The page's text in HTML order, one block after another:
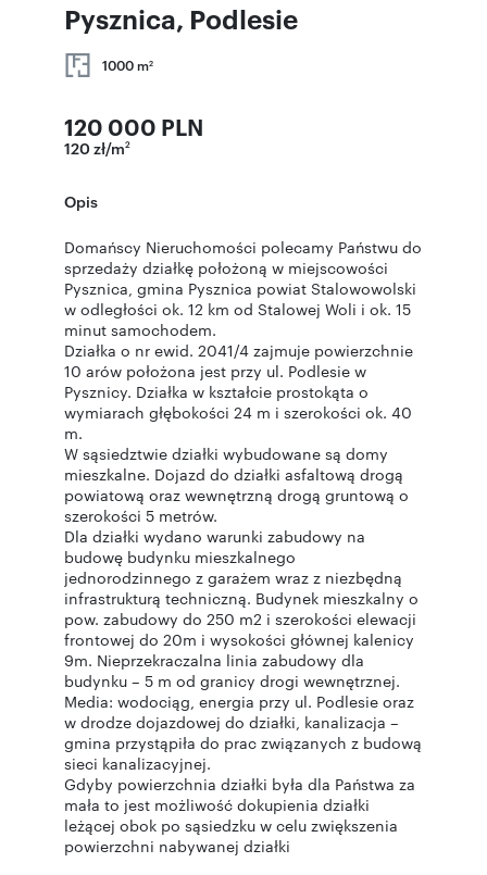
Pysznica, Podlesie
1000 m2
120 000 PLN
120 zł/m2
Opis
Domańscy Nieruchomości polecamy Państwu do
sprzedaży działkę położoną w miejscowości
Pysznica, gmina Pysznica powiat Stalowowolski
w odległości ok. 12 km od Stalowej Woli i ok. 15
minut samochodem.
Działka o nr ewid. 2041/4 zajmuje powierzchnie
10 arów położona jest przy ul. Podlesie w
Pysznicy. Działka w kształcie prostokąta o
wymiarach głębokości 24 m i szerokości ok. 40
m.
W sąsiedztwie działki wybudowane są domy
mieszkalne. Dojazd do działki asfaltową drogą
powiatową oraz wewnętrzną drogą gruntową o
szerokości 5 metrów.
Dla działki wydano warunki zabudowy na
budowę budynku mieszkalnego
jednorodzinnego z garażem wraz z niezbędną
infrastrukturą techniczną. Budynek mieszkalny o
pow. zabudowy do 250 m2 i szerokości elewacji
frontowej do 20m i wysokości głównej kalenicy
9m. Nieprzekraczalna linia zabudowy dla
budynku – 5 m od granicy drogi wewnętrznej.
Media: wodociąg, energia przy ul. Podlesie oraz
w drodze dojazdowej do działki, kanalizacja –
gmina przystąpiła do prac związanych z budową
sieci kanalizacyjnej.
Gdyby powierzchnia działki była dla Państwa za
mała to jest możliwość dokupienia działki
leżącej obok po sąsiedzku w celu zwiększenia
powierzchni nabywanej działki